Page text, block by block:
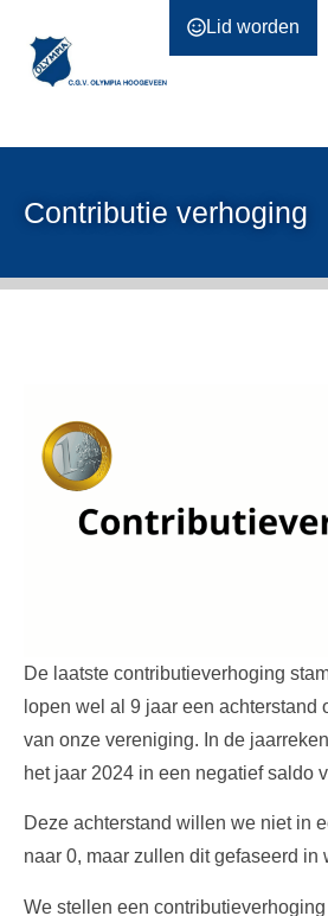
Lid worden
Contributie verhoging
De laatste contributieverhoging
lopen wel al 9 jaar een achterstand
van onze vereniging. In de
het jaar 2024 in een negatief saldo
Deze achterstand willen we niet in
naar 0, maar zullen dit gefaseerd in
We stellen een contributieverhoging